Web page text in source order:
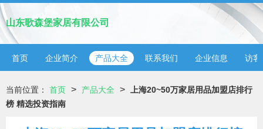
山东歌森堡家居有限公司
首页 企业简介 产品大全 联系我们 企业信息 访客
当前位置： 首页 > 产品大全 >
上海20~50万家居用品加盟店排行
榜 精选投资指南